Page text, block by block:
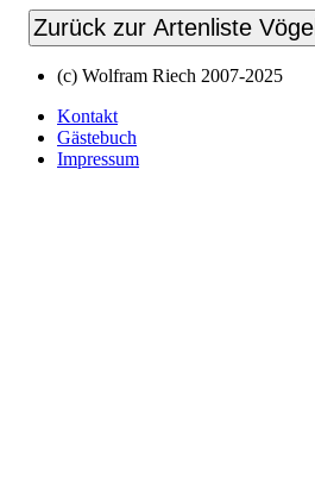
Zurück zur Artenliste Vögel
(c) Wolfram Riech 2007-2025
Kontakt
Gästebuch
Impressum